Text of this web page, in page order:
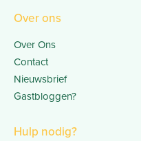
Over ons
Over Ons
Contact
Nieuwsbrief
Gastbloggen?
Hulp nodig?